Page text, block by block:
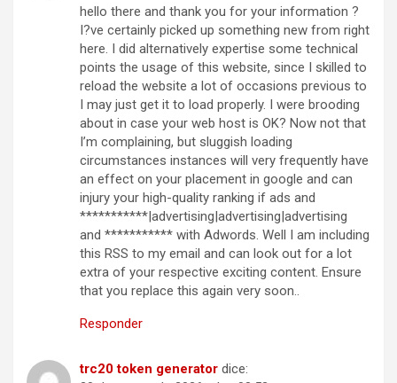
hello there and thank you for your information ?
I?ve certainly picked up something new from right
here. I did alternatively expertise some technical
points the usage of this website, since I skilled to
reload the website a lot of occasions previous to
I may just get it to load properly. I were brooding
about in case your web host is OK? Now not that
I’m complaining, but sluggish loading
circumstances instances will very frequently have
an effect on your placement in google and can
injury your high-quality ranking if ads and
***********|advertising|advertising|advertising
and *********** with Adwords. Well I am including
this RSS to my email and can look out for a lot
extra of your respective exciting content. Ensure
that you replace this again very soon..
Responder
trc20 token generator dice: